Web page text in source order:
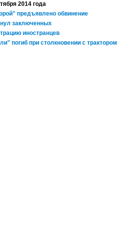
2014 года
предъявлено обвинение
заключенных
иностранцев
погиб при столкновении с трактором